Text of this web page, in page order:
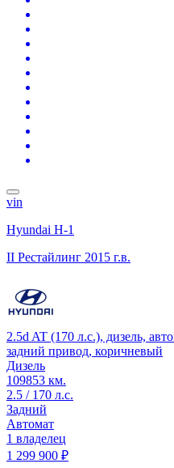
vin
Hyundai H-1
II Рестайлинг 2015 г.в.
2.5d AT (170 л.с.), дизель,
задний привод, коричневый
Дизель
109853 км.
2.5 / 170 л.с.
Задний
Автомат
1 владелец
1 299 900 ₽